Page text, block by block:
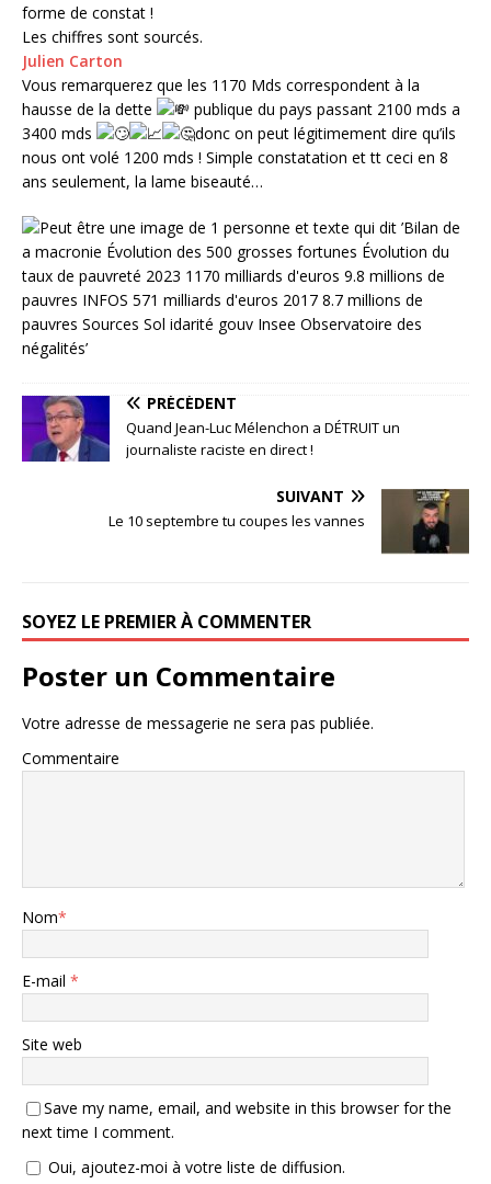
forme de constat !
Les chiffres sont sourcés.
Julien Carton
Vous remarquerez que les 1170 Mds correspondent à la
hausse de la dette
publique du pays passant 2100 mds a
3400 mds
donc on peut légitimement dire qu’ils
nous ont volé 1200 mds ! Simple constatation et tt ceci en 8
ans seulement, la lame biseauté…
PRÉCÉDENT
Quand Jean-Luc Mélenchon a DÉTRUIT un
journaliste raciste en direct !
SUIVANT
Le 10 septembre tu coupes les vannes
SOYEZ LE PREMIER À COMMENTER
Poster un Commentaire
Votre adresse de messagerie ne sera pas publiée.
Commentaire
Nom*
E-mail *
Site web
Save my name, email, and website in this browser for the
next time I comment.
Oui, ajoutez-moi à votre liste de diffusion.